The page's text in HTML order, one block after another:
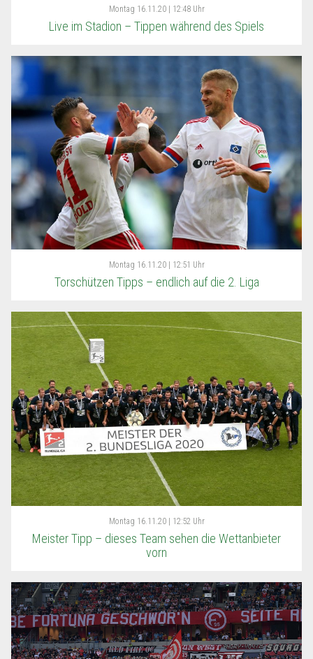
Montag 16.11.20 | 12:48 Uhr
Live im Stadion – Tippen während des Spiels
Montag 16.11.20 | 12:51 Uhr
Torschützen Tipps – endlich auf die 2. Liga
Montag 16.11.20 | 12:52 Uhr
Meister Tipp – dieses Team sehen die Wettanbieter
vorn